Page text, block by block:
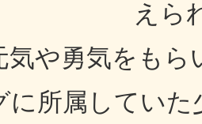
えら
気や勇気をも
に所属してい